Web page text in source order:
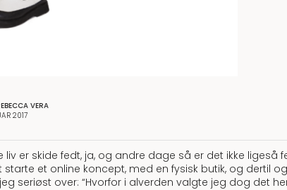
VERA
2017
er skide fedt, ja, og andre dage så er det ikke
et online koncept, med en fysisk butik, og dertil
seriøst over: “Hvorfor i alverden valgte jeg dog det